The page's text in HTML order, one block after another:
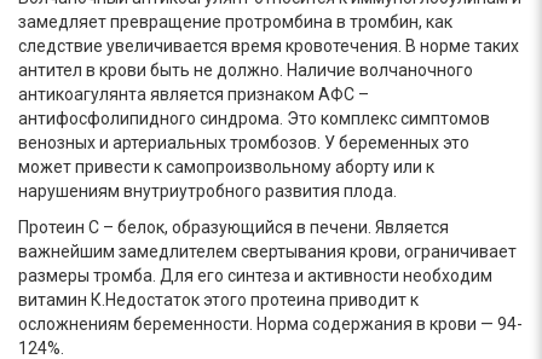
замедляет превращение протромбина в тромбин, как
следствие увеличивается время кровотечения. В норме таких
антител в крови быть не должно. Наличие волчаночного
антикоагулянта является признаком АФС –
антифосфолипидного синдрома. Это комплекс симптомов
венозных и артериальных тромбозов. У беременных это
может привести к самопроизвольному аборту или к
нарушениям внутриутробного развития плода.
Протеин С – белок, образующийся в печени. Является
важнейшим замедлителем свертывания крови, ограничивает
размеры тромба. Для его синтеза и активности необходим
витамин К.Недостаток этого протеина приводит к
осложнениям беременности. Норма содержания в крови — 94-
124%.